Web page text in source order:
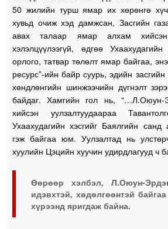
50 жилийн турш ямар их хөрөнгө
хувьд очиж хэд дамжсан, Засгийн
авах талаар ямар алхам
хэлэлцүүлээгүй, өдгөө
орлого, татвар төлөлт ямар байгаа,
ресурс”-ийн байр суурь, эдийн
хөндлөнгийн шинжээчийн дүгнэлт
байдаг. Хамгийн гол нь, “…Л.Оюун-
хийсэн уулзалтуудаараа
Ухаахудагийн хэсгийг Баялгийн санд
гэж байгаа юм. Уулзалтад нь
хуулийн Цэцийн хуучин удирдлагууд ч
Өөрөөр хэлбэл, Л.Оюун-
идэвхтэй, хөдөлгөөнтэй
хүрээнд яригдаж байна.